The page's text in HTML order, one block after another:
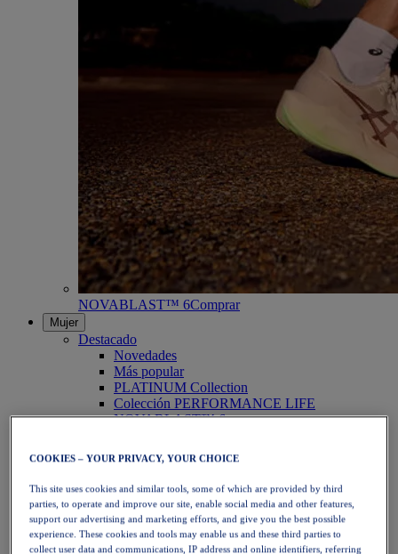
NOVABLAST™ 6Comprar
Mujer
Destacado
Novedades
Más popular
PLATINUM Collection
Colección PERFORMANCE LIFE
NOVABLAST™ 6
Running
Trail Running
Tenis
Voleibol
Balonmano
Pádel
Netball
COOKIES – YOUR PRIVACY, YOUR CHOICE
This site uses cookies and similar tools, some of which are provided by third
parties, to operate and improve our site, enable social media and other features,
support our advertising and marketing efforts, and give you the best possible
experience. These cookies and tools may enable us and these third parties to
collect user data and communications, IP address and online identifiers, referring